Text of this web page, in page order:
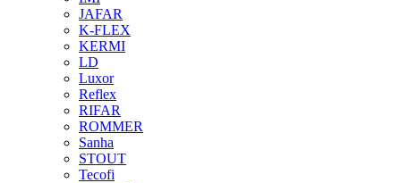
JAFAR
K-FLEX
KERMI
LD
Luxor
Reflex
RIFAR
ROMMER
Sanha
STOUT
Tecofi